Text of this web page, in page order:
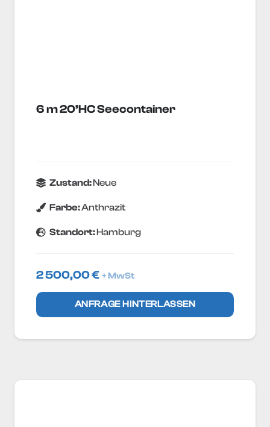
6 m 20’HC Seecontainer
Zustand:Neue
Farbe:Anthrazit
Standort:Hamburg
2 500,00€ + MwSt
ANFRAGE HINTERLASSEN